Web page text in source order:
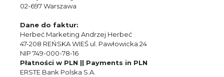
02-697 Warszawa
Dane do faktur:
Herbeć Marketing Andrzej Herbeć
47-208 REŃSKA WIEŚ ul. Pawłowicka 24
NIP 749-000-78-16
Płatności w PLN || Payments in PLN
ERSTE Bank Polska S.A.